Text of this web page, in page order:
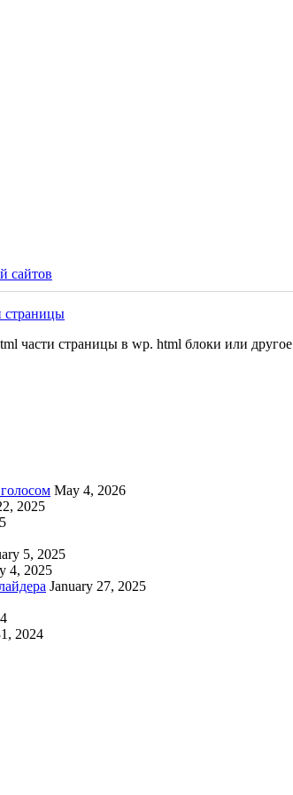
сайтов
страницы
части страницы в wp. html блоки или другое
May 4, 2026
2025
5, 2025
4, 2025
January 27, 2025
2024